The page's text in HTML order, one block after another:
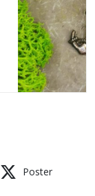
Poster